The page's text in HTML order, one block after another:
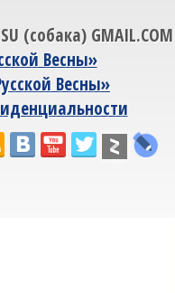
(собака) GMAIL.COM
Весны»
Весны»